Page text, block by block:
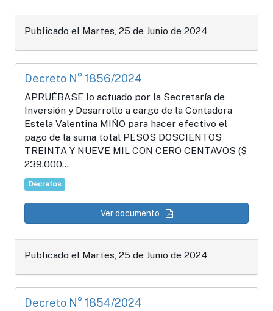
Publicado el Martes, 25 de Junio de 2024
Decreto N° 1856/2024
APRUÉBASE lo actuado por la Secretaría de
Inversión y Desarrollo a cargo de la Contadora
Estela Valentina MIÑO para hacer efectivo el
pago de la suma total PESOS DOSCIENTOS
TREINTA Y NUEVE MIL CON CERO CENTAVOS ($
239.000...
Decretos
Ver documento
Publicado el Martes, 25 de Junio de 2024
Decreto N° 1854/2024